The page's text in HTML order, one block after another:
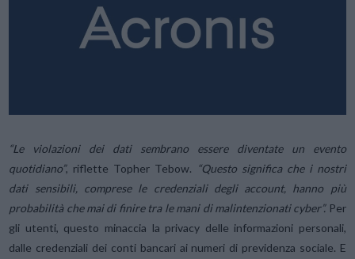
“Le violazioni dei dati sembrano essere diventate un evento
quotidiano”, riflette Topher Tebow. “Questo significa che i nostri
dati sensibili, comprese le credenziali degli account, hanno più
probabilità che mai di finire tra le mani di malintenzionati cyber”.Per
gli utenti, questo minaccia la privacy delle informazioni personali,
dalle credenziali dei conti bancari ai numeri di previdenza sociale. E